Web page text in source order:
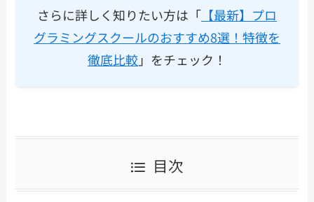
さらに詳しく知りたい方は「 【最新】プロ
グラミングスクールのおすすめ8選！特徴を
徹底比較」をチェック！
目次